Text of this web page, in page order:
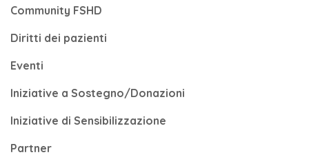
Community FSHD
Diritti dei pazienti
Eventi
Iniziative a Sostegno/Donazioni
Iniziative di Sensibilizzazione
Partner